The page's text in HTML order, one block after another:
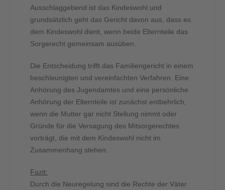
Ausschlaggebend ist das Kindeswohl und
grundsätzlich geht das Gericht davon aus, dass es
dem Kindeswohl dient, wenn beide Elternteile das
Sorgerecht gemeinsam ausüben.
Die Entscheidung trifft das Familiengericht in einem
beschleunigten und vereinfachten Verfahren. Eine
Anhörung des Jugendamtes und eine persönliche
Anhörung der Elternteile ist zunächst entbehrlich,
wenn die Mutter gar nicht Stellung nimmt oder
Gründe für die Versagung des Mitsorgerechtes
vorträgt, die mit dem Kindeswohl nicht im
Zusammenhang stehen.
Fazit:
Durch die Neuregelung sind die Rechte der Väter